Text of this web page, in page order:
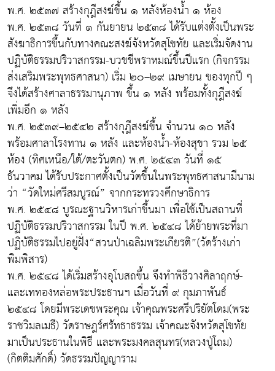
พ.ศ. ๒๕๓๗ สร้างกุฎีสงฆ์ขึ้น ๑ หลังห้องน้ำ ๑ ห้อง
พ.ศ. ๒๕๓๘ วันที่ ๑ กันยายน ๒๕๓๘ ได้รับแต่งตั้งเป็นพระ
สังฆาธิการขึ้นกับทางคณะสงฆ์จังหวัดสุโขทัย และเริ่มจัดงาน
ปฏิบัติธรรมปริวาสกรรม-บวชชีพราหมณ์ขึ้นปีแรก (กิจกรรม
ส่งเสริมพระพุทธศาสนา) เริ่ม ๒๐–๒๙ เมษายน ของทุกปี ๆ
จึงได้สร้างศาลาธรรมานุภาพ ขึ้น ๑ หลัง พร้อมทั้งกุฎีสงฆ์
เพิ่มอีก ๑ หลัง
พ.ศ. ๒๕๓๙–๒๕๔๒ สร้างกุฎีสงฆ์ขึ้น จำนวน ๑๐ หลัง
พร้อมศาลาโรงทาน ๑ หลัง และห้องน้ำ-ห้องสุขา รวม ๒๕
ห้อง (ทิศเหนือ/ใต้/ตะวันตก) พ.ศ. ๒๕๔๓ วันที่ ๑๕
ธันวาคม ได้รับประกาศตั้งเป็นวัดขึ้นในพระพุทธศาสนามีนาม
ว่า “วัดใหม่ศรีสมบูรณ์” จากกระทรวงศึกษาธิการ
พ.ศ. ๒๕๔๘ บูรณะฐานวิหารเก่าขึ้นมา เพื่อใช้เป็นสถานที่
ปฏิบัติธรรมปริวาสกรรม ในปี พ.ศ. ๒๕๔๘ ได้ย้ายพระที่มา
ปฏิบัติธรรมไปอยู่ฝั่ง“สวนป่าเฉลิมพระเกียรติ”(วัดร้างเก่า
พิมพิสาร)
พ.ศ. ๒๕๔๘ ได้เริ่มสร้างอุโบสถขึ้น จึงทำพิธีวางศิลาฤกษ์-
และเททองหล่อพระประธานฯ เมื่อวันที่ ๙ กุมภาพันธ์
๒๕๔๘ โดยมีพระเดชพระคุณ เจ้าคุณพระศรีปริยัตโดม(พระ
ราชวิมลเมธี) วัดราษฎร์ศรัทธาธรรม เจ้าคณะจังหวัดสุโขทัย
มาเป็นประธานในพิธี และพระมงคลสุนทร(หลวงปู่โถม)
(กิตติมศักดิ์) วัดธรรมปัญญาราม